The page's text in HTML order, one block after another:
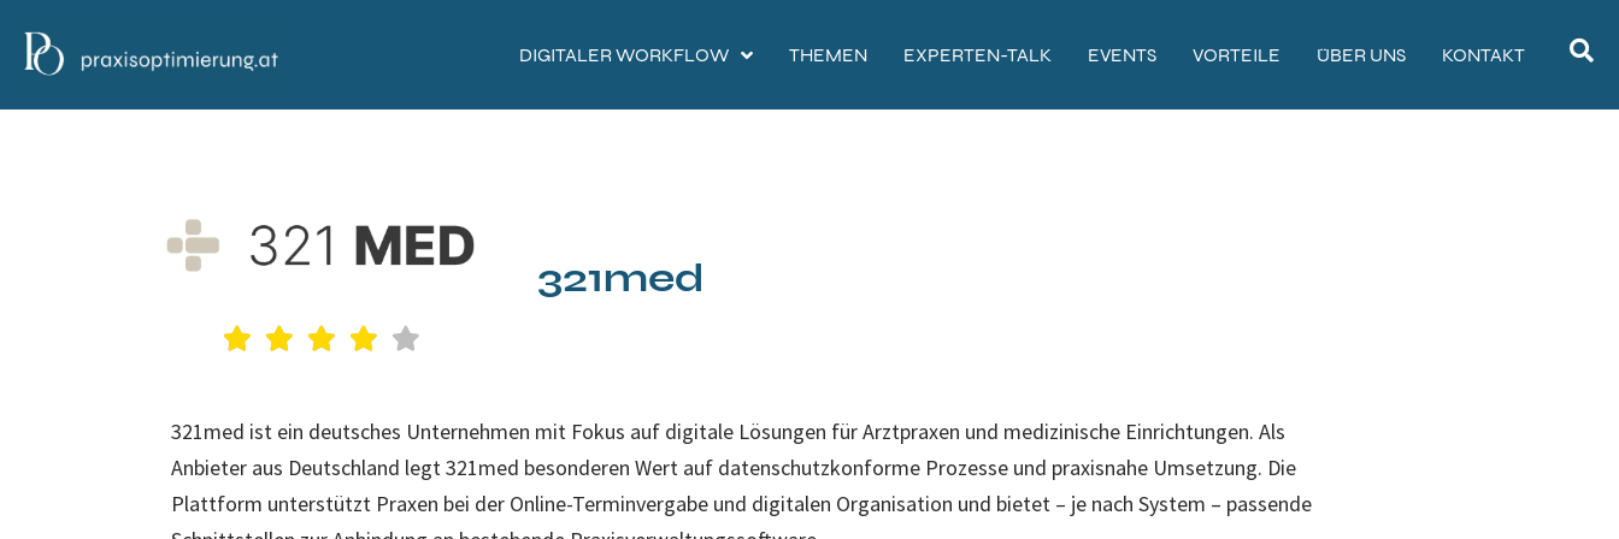
DIGITALER WORKFLOW THEMEN EXPERTEN-TALK EVENTS VORTEILE ÜBER UNS KONTAKT
321med
321med ist ein deutsches Unternehmen mit Fokus auf digitale Lösungen für Arztpraxen und medizinische Einrichtungen. Als
Anbieter aus Deutschland legt 321med besonderen Wert auf datenschutzkonforme Prozesse und praxisnahe Umsetzung. Die
Plattform unterstützt Praxen bei der Online-Terminvergabe und digitalen Organisation und bietet – je nach System – passende